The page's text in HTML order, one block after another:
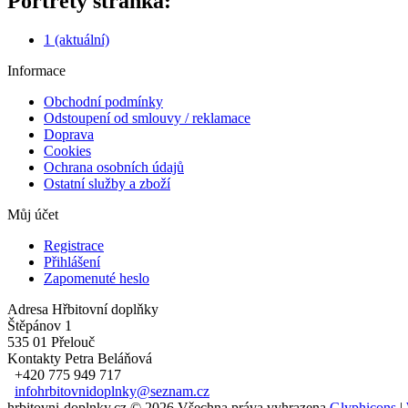
1 (aktuální)
Informace
Obchodní podmínky
Odstoupení od smlouvy / reklamace
Doprava
Cookies
Ochrana osobních údajů
Ostatní služby a zboží
Můj účet
Registrace
Přihlášení
Zapomenuté heslo
Adresa Hřbitovní doplňky
Štěpánov 1
535 01 Přelouč
Kontakty Petra Beláňová
+420 775 949 717
infohrbitovnidoplnky@seznam.cz